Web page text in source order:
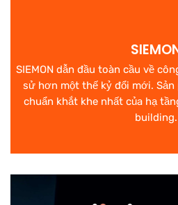
SIEMON dẫn đầu toàn cầu về
sử hơn một thế kỷ đổi mới.
chuẩn khắt khe nhất của hạ
building.